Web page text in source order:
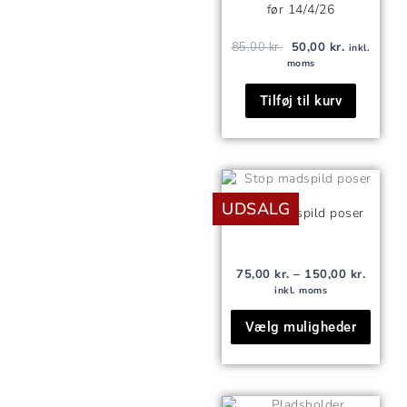
før 14/4/26
85,00kr. 50,00 kr. inkl.
moms
Tilføj til kurv
UDSALG
Stop madspild poser
75,00 kr. – 150,00 kr.
inkl. moms
Vælg muligheder
Dette
kan
Den